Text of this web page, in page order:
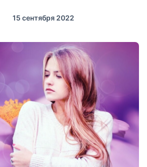
15 сентября 2022